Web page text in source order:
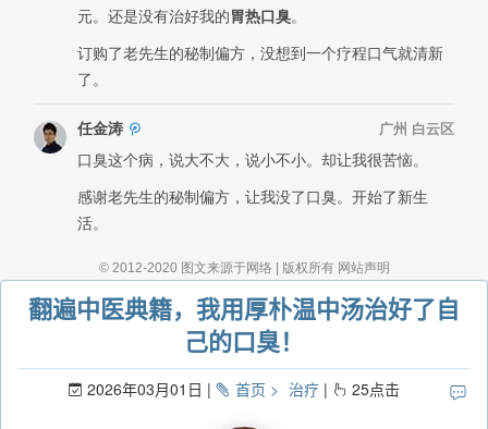
翻遍中医典籍，我用厚朴温中汤治好了自
己的口臭！
2026年03月01日 首页 治疗 25点击